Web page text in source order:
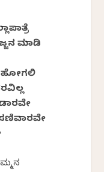
ಮಾಡಿ
ಹೋಗಲಿ